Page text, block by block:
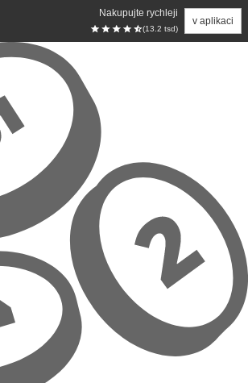
Nakupujte rychleji
(13.2 tsd)
v aplikaci
obsah